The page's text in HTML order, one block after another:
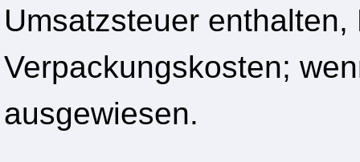
Umsatzsteuer
Verpackungskosten;
ausgewiesen.